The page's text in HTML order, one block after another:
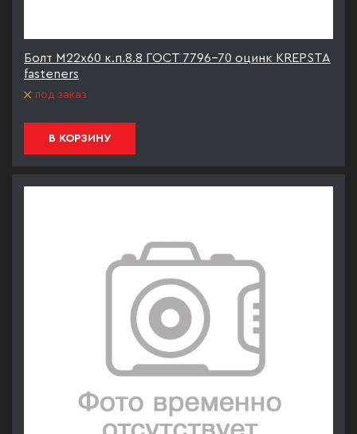
Болт М22х60 к.п.8.8 ГОСТ 7796-70 оцинк KREPSTA
fasteners
под заказ
В КОРЗИНУ